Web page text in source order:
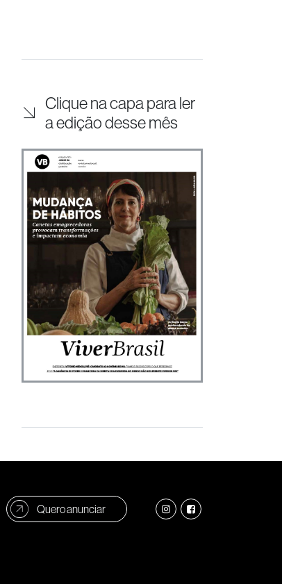
Clique na capa para ler
a edição desse mês
Quero anunciar